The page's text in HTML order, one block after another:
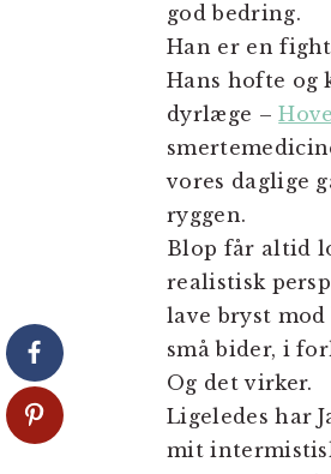
god bedring.
Han er en
Hans hofte og
dyrlæge –
vores daglige
ryggen.
Blop får altid
realistisk
lave bryst
små bider, i
Og det virker.
Ligeledes har
mit